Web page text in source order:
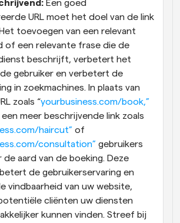
Een goed
URL moet het doel van de link
toevoegen van een relevant
of een relevante frase die de
beschrijft, verbetert het
de gebruiker en verbetert de
in zoekmachines. In plaats van
zoals “yourbusiness.com/book,”
meer beschrijvende link zoals
haircut” of
consultation” gebruikers
aard van de boeking. Deze
de gebruikerservaring en
vindbaarheid van uw website,
cliënten uw diensten
kunnen vinden. Streef bij